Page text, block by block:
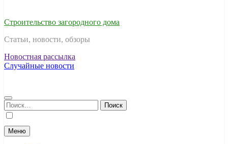
Строительство загородного дома
Статьи, новости, обзоры
Новостная рассылка
Случайные новости
Найти:
Меню